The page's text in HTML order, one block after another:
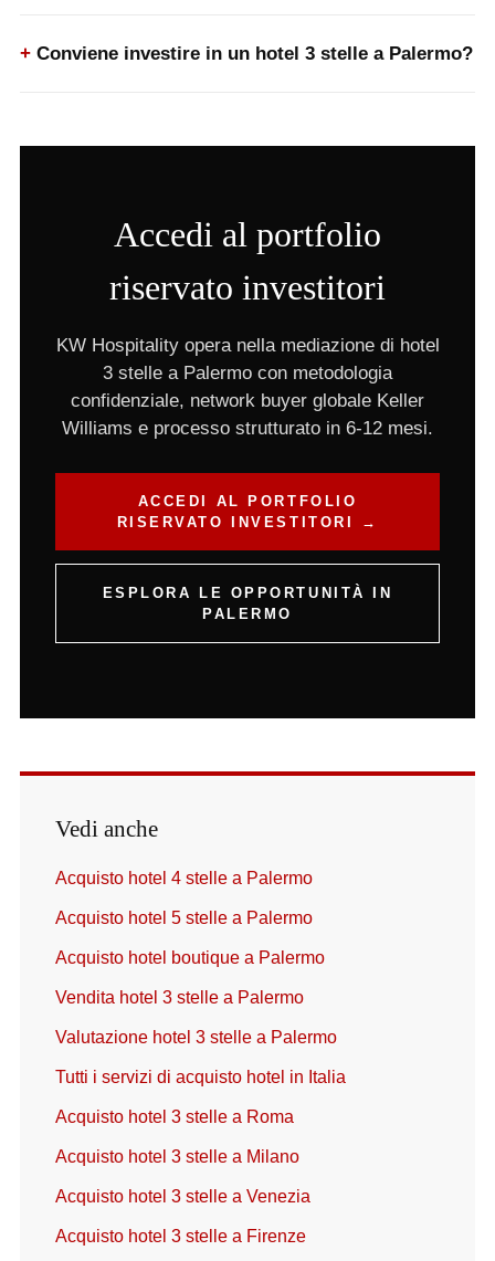
Conviene investire in un hotel 3 stelle a Palermo?
Accedi al portfolio
riservato investitori
KW Hospitality opera nella mediazione di hotel
3 stelle a Palermo con metodologia
confidenziale, network buyer globale Keller
Williams e processo strutturato in 6-12 mesi.
ACCEDI AL PORTFOLIO
RISERVATO INVESTITORI →
ESPLORA LE OPPORTUNITÀ IN
PALERMO
Vedi anche
Acquisto hotel 4 stelle a Palermo
Acquisto hotel 5 stelle a Palermo
Acquisto hotel boutique a Palermo
Vendita hotel 3 stelle a Palermo
Valutazione hotel 3 stelle a Palermo
Tutti i servizi di acquisto hotel in Italia
Acquisto hotel 3 stelle a Roma
Acquisto hotel 3 stelle a Milano
Acquisto hotel 3 stelle a Venezia
Acquisto hotel 3 stelle a Firenze